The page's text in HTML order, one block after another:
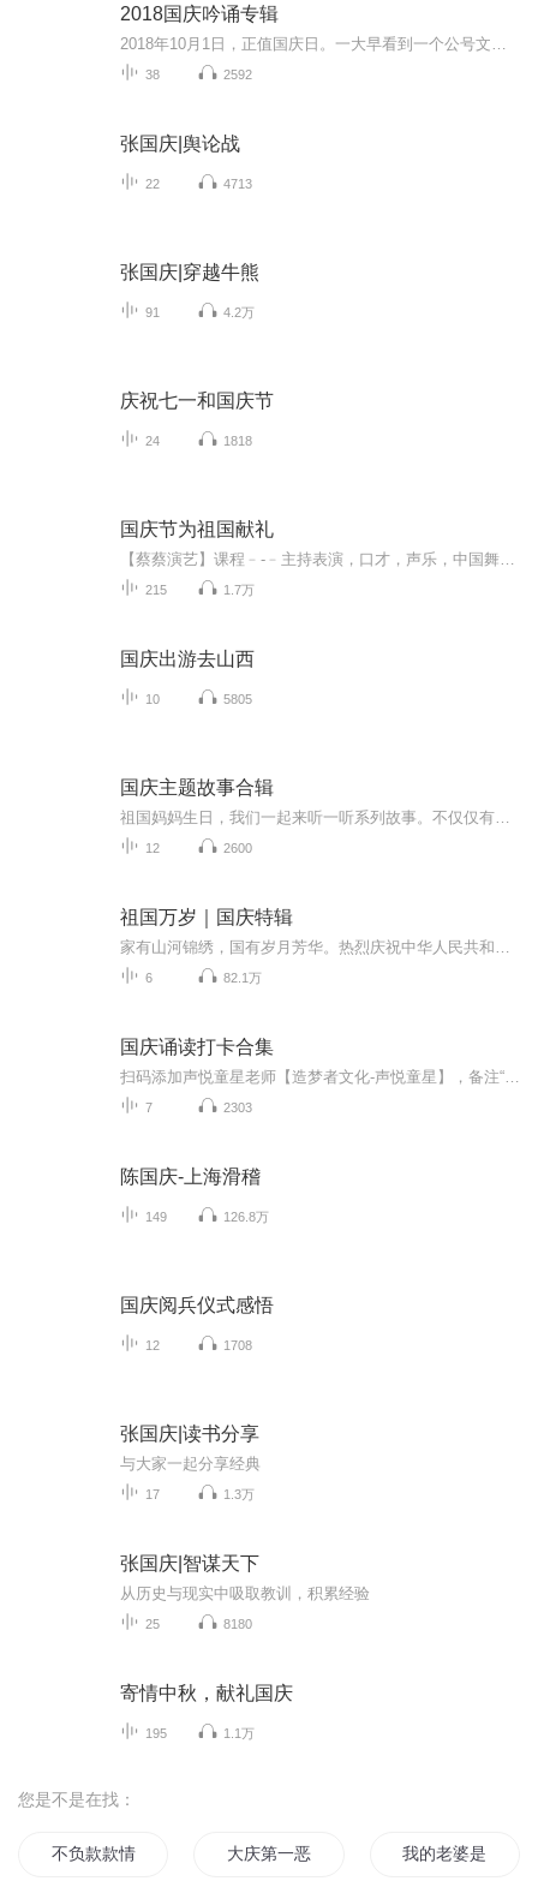
2018国庆吟诵专辑
38 2592
张国庆|舆论战
22 4713
张国庆|穿越牛熊
91 4.2万
庆祝七一和国庆节
24 1818
国庆节为祖国献礼
215 1.7万
国庆出游去山西
10 5805
国庆主题故事合辑
12 2600
祖国万岁｜国庆特辑
6 82.1万
国庆诵读打卡合集
7 2303
陈国庆-上海滑稽
149 126.8万
国庆阅兵仪式感悟
12 1708
张国庆|读书分享
与大家一起分享经典
17 1.3万
张国庆|智谋天下
从历史与现实中吸取教训，积累经验
25 8180
寄情中秋，献礼国庆
195 1.1万
您是不是在找：
不负款款情深 大庆第一恶 我的老婆是大款